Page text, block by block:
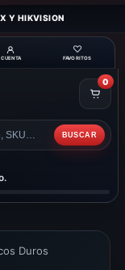
Y HIKVISION
CUENTA
♡
FAVORITOS
BUSCAR
0
Duros